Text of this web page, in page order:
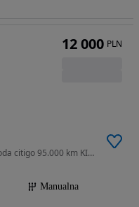
999 cm3 • 60 KM • Salon Polska 2013 Skoda citigo 95.000 km KIELCE
Manualna
12 000 PLN